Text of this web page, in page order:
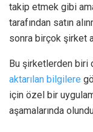
takip etmek gibi
tarafından satın
sonra birçok şirket
Bu şirketlerden biri
aktarılan bilgilere
için özel bir
aşamalarında